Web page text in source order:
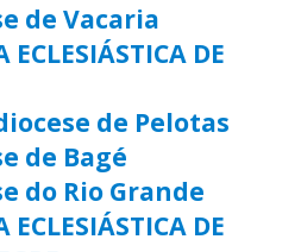
de Vacaria
ECLESIÁSTICA DE
de Pelotas
de Bagé
do Rio Grande
ECLESIÁSTICA DE